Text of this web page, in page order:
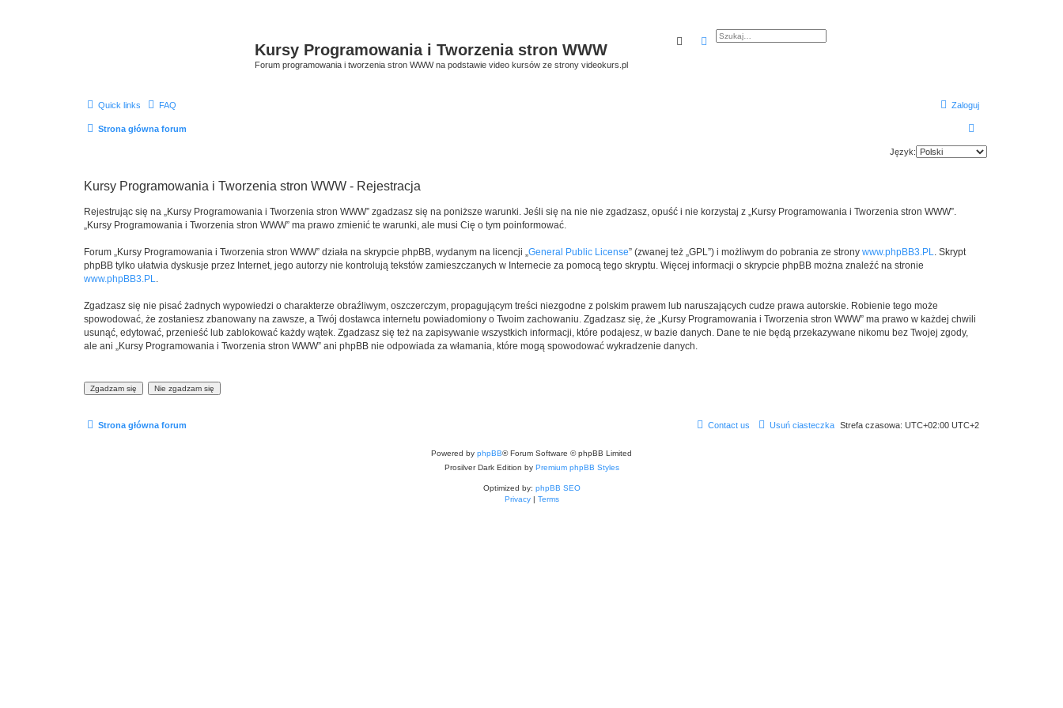
Kursy Programowania i Tworzenia stron WWW
Forum programowania i tworzenia stron WWW na podstawie video kursów ze strony videokurs.pl
SzukajWyszukiwanie zaawansowane
Quick links FAQ Zaloguj
Strona główna forum
z
Język:
Kursy Programowania i Tworzenia stron WWW - Rejestracja
Rejestrując się na „Kursy Programowania i Tworzenia stron WWW” zgadzasz się na poniższe warunki. Jeśli się na nie nie zgadzasz, opuść i nie korzystaj z „Kursy Programowania i Tworzenia stron WWW”.
„Kursy Programowania i Tworzenia stron WWW” ma prawo zmienić te warunki, ale musi Cię o tym poinformować.
Forum „Kursy Programowania i Tworzenia stron WWW” działa na skrypcie phpBB, wydanym na licencji „General Public License” (zwanej też „GPL”) i możliwym do pobrania ze strony www.phpBB3.PL. Skrypt
phpBB tylko ułatwia dyskusje przez Internet, jego autorzy nie kontrolują tekstów zamieszczanych w Internecie za pomocą tego skryptu. Więcej informacji o skrypcie phpBB można znaleźć na stronie
www.phpBB3.PL.
Zgadzasz się nie pisać żadnych wypowiedzi o charakterze obraźliwym, oszczerczym, propagującym treści niezgodne z polskim prawem lub naruszających cudze prawa autorskie. Robienie tego może
spowodować, że zostaniesz zbanowany na zawsze, a Twój dostawca internetu powiadomiony o Twoim zachowaniu. Zgadzasz się, że „Kursy Programowania i Tworzenia stron WWW” ma prawo w każdej chwili
usunąć, edytować, przenieść lub zablokować każdy wątek. Zgadzasz się też na zapisywanie wszystkich informacji, które podajesz, w bazie danych. Dane te nie będą przekazywane nikomu bez Twojej zgody,
ale ani „Kursy Programowania i Tworzenia stron WWW” ani phpBB nie odpowiada za włamania, które mogą spowodować wykradzenie danych.
Strona główna forum Strefa czasowa: UTC+02:00 UTC+2
Usuń ciasteczka
Contact us
Powered by phpBB® Forum Software © phpBB Limited
Prosilver Dark Edition by Premium phpBB Styles
Optimized by: phpBB SEO
Privacy| Terms